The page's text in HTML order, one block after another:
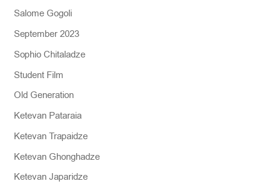
Salome Gogoli
September 2023
Sophio Chitaladze
Student Film
Old Generation
Ketevan Pataraia
Ketevan Trapaidze
Ketevan Ghonghadze
Ketevan Japaridze